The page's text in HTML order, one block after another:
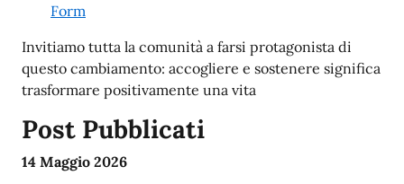
Form
Invitiamo tutta la comunità a farsi protagonista di
questo cambiamento: accogliere e sostenere significa
trasformare positivamente una vita
Post Pubblicati
14 Maggio 2026